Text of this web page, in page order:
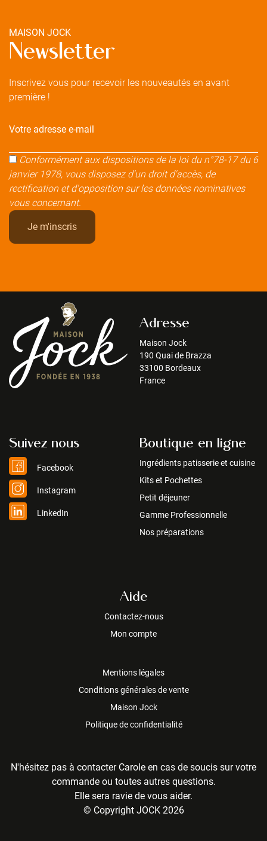
MAISON JOCK
Newsletter
Inscrivez vous pour recevoir les nouveautés en avant
première !
Votre adresse e-mail
Conformément aux dispositions de la loi du n°78-17 du 6
janvier 1978, vous disposez d'un droit d'accès, de
rectification et d'opposition sur les données nominatives
vous concernant.
Adresse
Maison Jock
190 Quai de Brazza
33100 Bordeaux
France
Boutique en ligne
Ingrédients patisserie et cuisine
Kits et Pochettes
Petit déjeuner
Gamme Professionnelle
Nos préparations
Aide
Contactez-nous
Mon compte
Mentions légales
Conditions générales de vente
Maison Jock
Politique de confidentialité
Suivez nous
Facebook
Instagram
LinkedIn
N'hésitez pas à contacter Carole en cas de soucis sur votre
commande ou toutes autres questions.
Elle sera ravie de vous aider.
© Copyright JOCK 2026